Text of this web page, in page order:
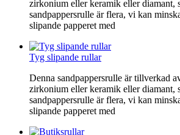
zirkonium eller keramik eller diamant,
sandpappersrulle är flera, vi kan
slipande papperet med
Tyg slipande rullar
Denna sandpappersrulle är tillverkad
zirkonium eller keramik eller diamant,
sandpappersrulle är flera, vi kan
slipande papperet med